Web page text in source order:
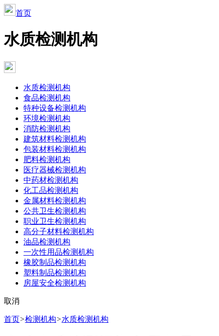
首页
水质检测机构
水质检测机构
食品检测机构
特种设备检测机构
环境检测机构
消防检测机构
建筑材料检测机构
包装材料检测机构
肥料检测机构
医疗器械检测机构
中药材检测机构
化工品检测机构
金属材料检测机构
公共卫生检测机构
职业卫生检测机构
高分子材料检测机构
油品检测机构
一次性用品检测机构
橡胶制品检测机构
塑料制品检测机构
房屋安全检测机构
取消
首页>检测机构>水质检测机构